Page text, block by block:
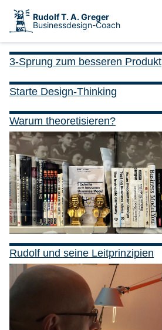
Rudolf T. A. Greger
Businessdesign-Coach
3-Sprung zum besseren Produkt
Starte Design-Thinking
Warum theoretisieren?
Rudolf und seine Leitprinzipien